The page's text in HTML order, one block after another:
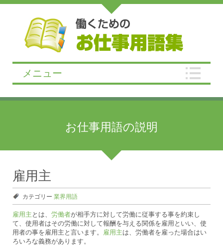
メニュー
お仕事用語の説明
雇用主
カテゴリー 業界用語
雇用主とは、 労働者が相手方に対して労働に従事する事を約束し
て、使用者はその労働に対して報酬を与える関係を雇用といい、使
用者の事を雇用主と言います。 雇用主は、労働者を雇った場合はい
ろいろな義務があります。